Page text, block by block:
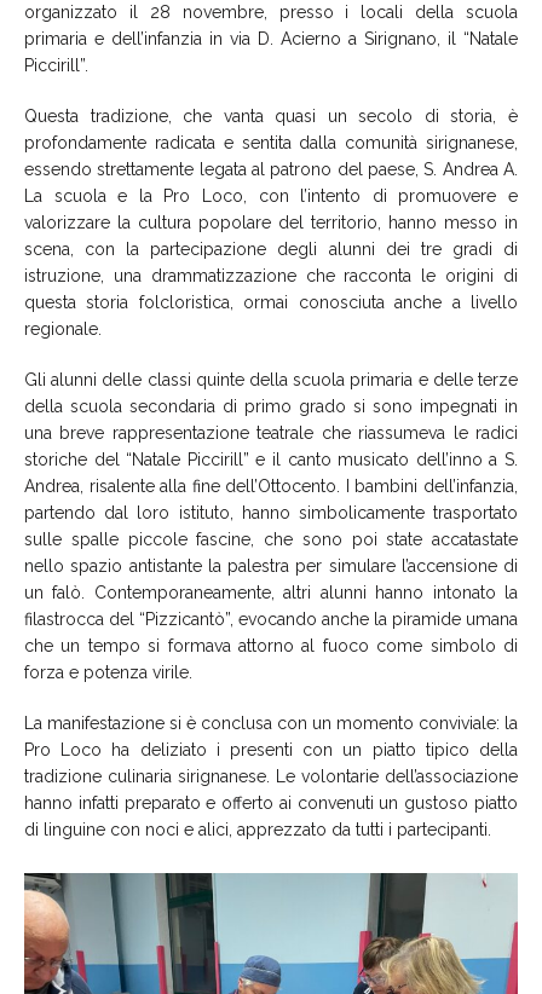
organizzato il 28 novembre, presso i locali della scuola
primaria e dell’infanzia in via D. Acierno a Sirignano, il “Natale
Piccirill”.
Questa tradizione, che vanta quasi un secolo di storia, è
profondamente radicata e sentita dalla comunità sirignanese,
essendo strettamente legata al patrono del paese, S. Andrea A.
La scuola e la Pro Loco, con l’intento di promuovere e
valorizzare la cultura popolare del territorio, hanno messo in
scena, con la partecipazione degli alunni dei tre gradi di
istruzione, una drammatizzazione che racconta le origini di
questa storia folcloristica, ormai conosciuta anche a livello
regionale.
Gli alunni delle classi quinte della scuola primaria e delle terze
della scuola secondaria di primo grado si sono impegnati in
una breve rappresentazione teatrale che riassumeva le radici
storiche del “Natale Piccirill” e il canto musicato dell’inno a S.
Andrea, risalente alla fine dell’Ottocento. I bambini dell’infanzia,
partendo dal loro istituto, hanno simbolicamente trasportato
sulle spalle piccole fascine, che sono poi state accatastate
nello spazio antistante la palestra per simulare l’accensione di
un falò. Contemporaneamente, altri alunni hanno intonato la
filastrocca del “Pizzicantò”, evocando anche la piramide umana
che un tempo si formava attorno al fuoco come simbolo di
forza e potenza virile.
La manifestazione si è conclusa con un momento conviviale: la
Pro Loco ha deliziato i presenti con un piatto tipico della
tradizione culinaria sirignanese. Le volontarie dell’associazione
hanno infatti preparato e offerto ai convenuti un gustoso piatto
di linguine con noci e alici, apprezzato da tutti i partecipanti.